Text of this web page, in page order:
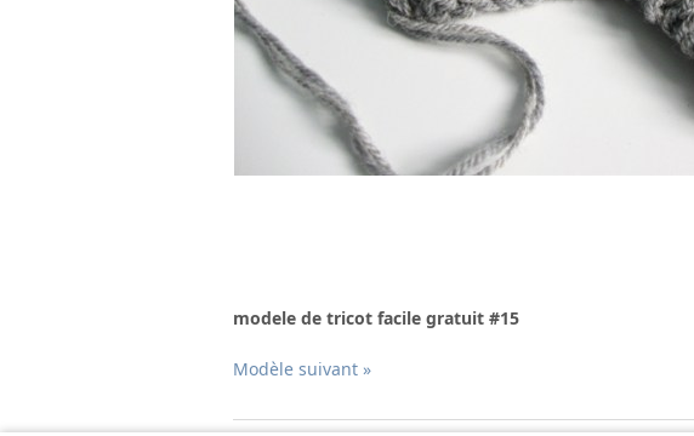
modele de tricot facile gratuit #15
Modèle suivant »